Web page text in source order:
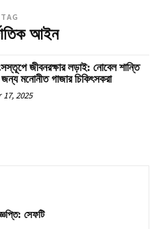
TAG
আইন
জীবনরক্ষার লড়াই: নোবেল শান্তি
মনোনীত গাজার চিকিৎসকরা
2025
সেফটি